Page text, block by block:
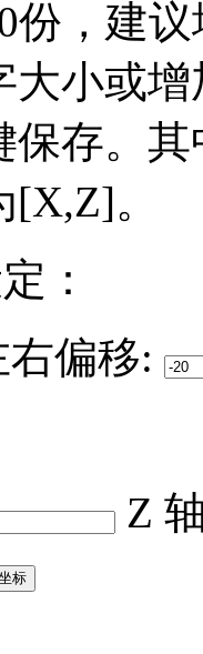
份，建
大小或
保存。
。
：
右偏移:
Z
标